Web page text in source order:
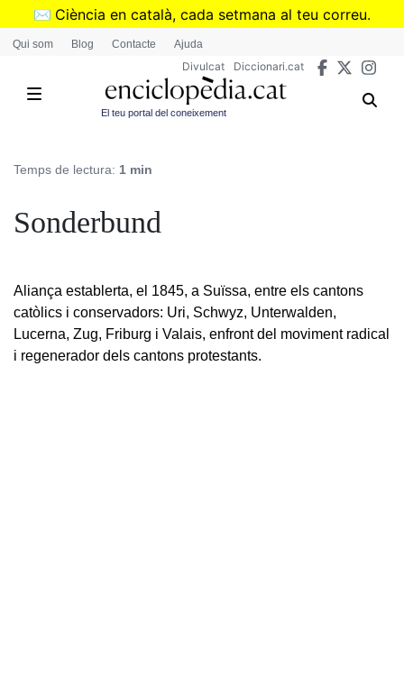
Vés
✉️ Ciència en català, cada setmana al teu correu.
➜Subscriu-te al butlletí de Divulcat
Qui som Blog Contacte Ajuda
Divulcat Diccionari.cat
El teu portal del coneixement
Temps de lectura: 1 min
Sonderbund
Aliança establerta, el 1845, a Suïssa, entre els cantons
catòlics i conservadors: Uri, Schwyz, Unterwalden,
Lucerna, Zug, Friburg i Valais, enfront del moviment radical
i regenerador dels cantons protestants.